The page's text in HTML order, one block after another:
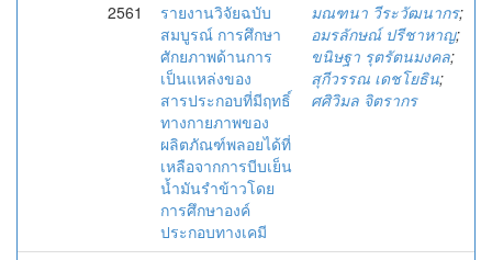
2561
รายงานวิจัยฉบับ
สมบูรณ์ การศึกษา
ศักยภาพด้านการ
เป็นแหล่งของ
สารประกอบที่มีฤทธิ์
ทางกายภาพของ
ผลิตภัณฑ์พลอยได้ที่
เหลือจากการบีบเย็น
น้ำมันรำข้าวโดย
การศึกษาองค์
ประกอบทางเคมี
มณฑนา วีระวัฒนากร;
อมรลักษณ์ ปรีชาหาญ;
ขนิษฐา รุตรัตนมงคล;
สุกีวรรณ เดชโยธิน;
ศศิวิมล จิตรากร